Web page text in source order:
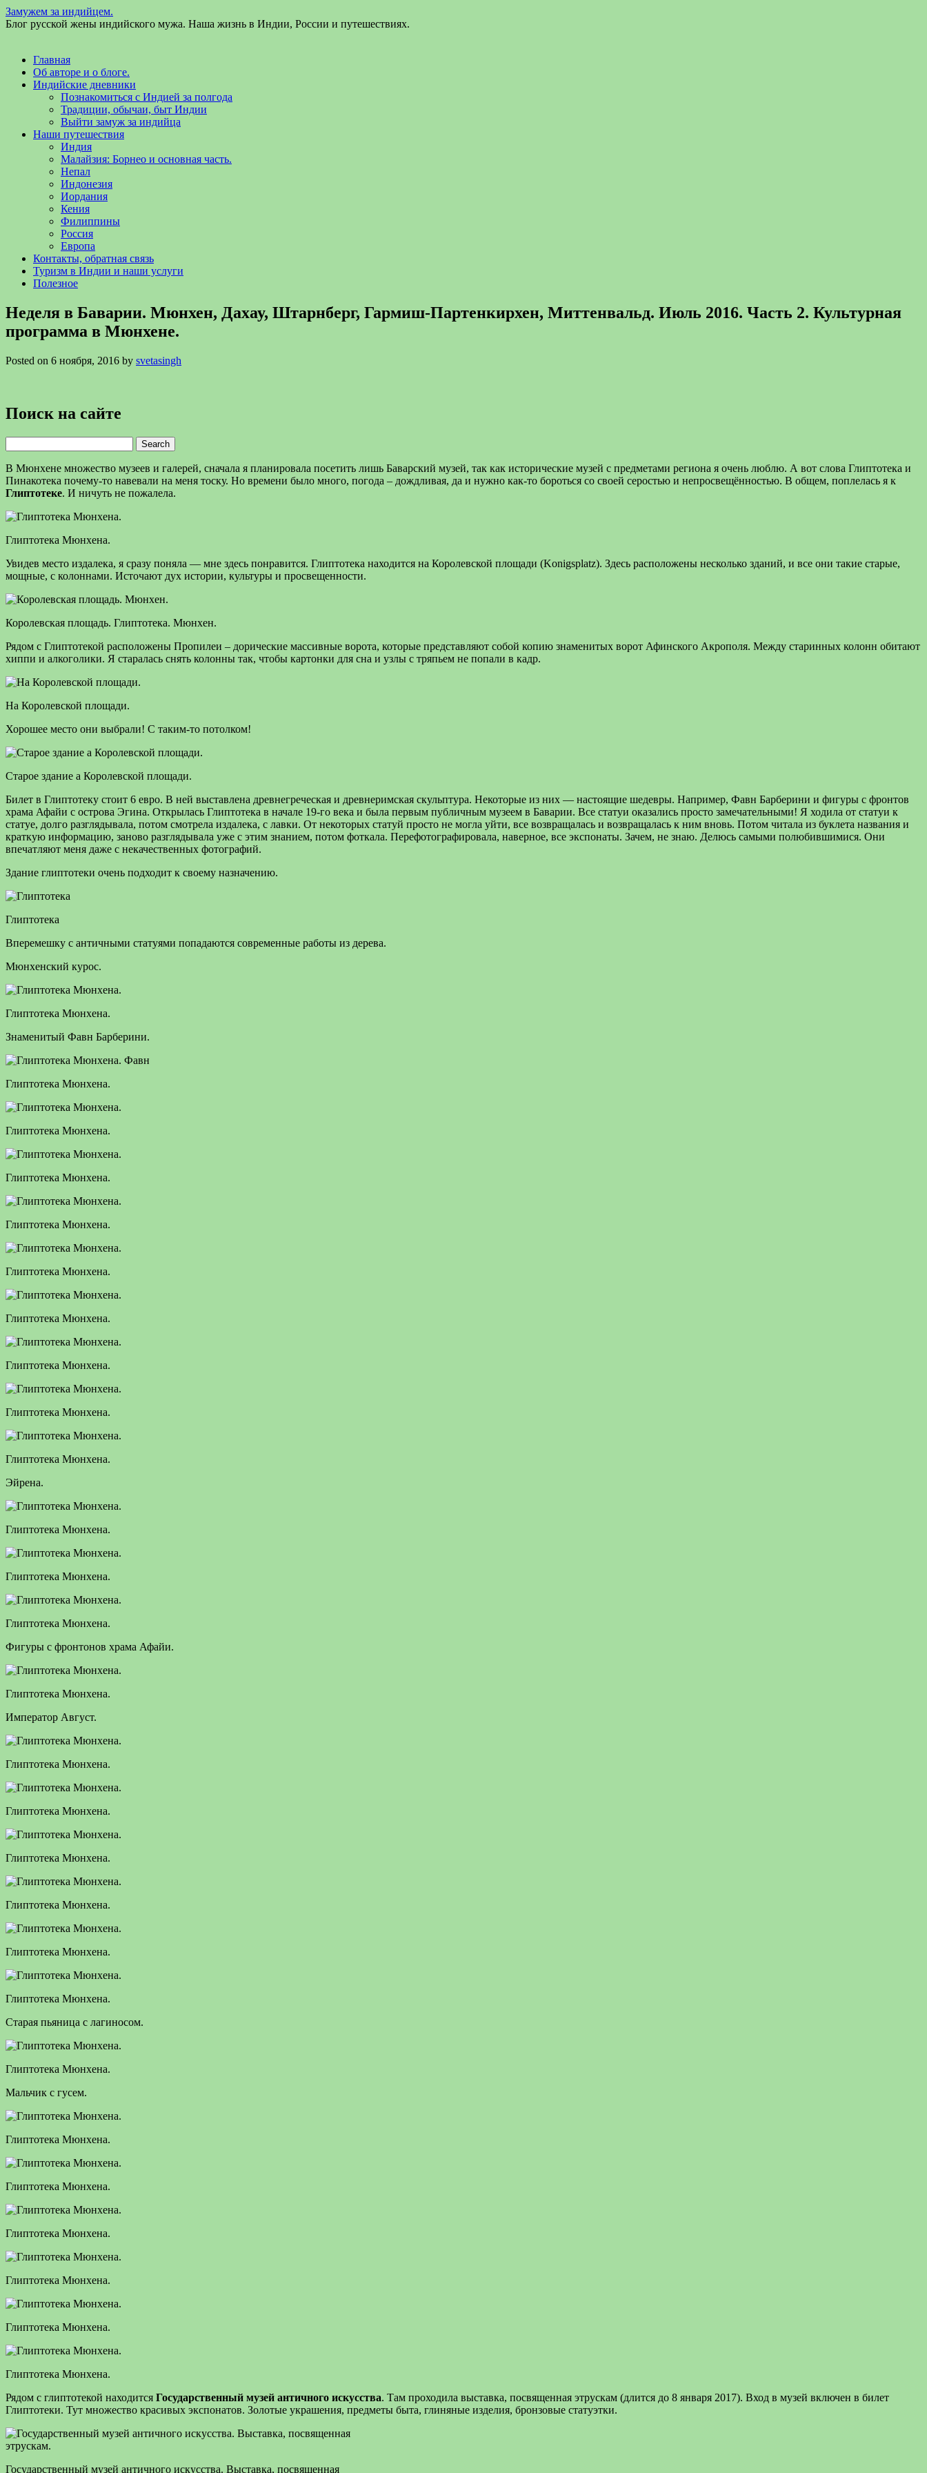
Замужем за индийцем.
Блог русской жены индийского мужа. Наша жизнь в Индии, России и путешествиях.
Главная
Об авторе и о блоге.
Индийские дневники
Познакомиться с Индией за полгода
Традиции, обычаи, быт Индии
Выйти замуж за индийца
Наши путешествия
Индия
Малайзия: Борнео и основная часть.
Непал
Индонезия
Иордания
Кения
Филиппины
Россия
Европа
Контакты, обратная связь
Туризм в Индии и наши услуги
Полезное
Неделя в Баварии. Мюнхен, Дахау, Штарнберг, Гармиш-Партенкирхен, Миттенвальд. Июль 2016. Часть 2. Культурная
программа в Мюнхене.
Posted on 6 ноября, 2016 by svetasingh
Поиск на сайте
for:
В Мюнхене множество музеев и галерей, сначала я планировала посетить лишь Баварский музей, так как исторические музей с предметами региона я очень люблю. А вот слова Глиптотека и
Пинакотека почему-то навевали на меня тоску. Но времени было много, погода – дождливая, да и нужно как-то бороться со своей серостью и непросвещённостью. В общем, поплелась я к
Глиптотеке. И ничуть не пожалела.
Глиптотека Мюнхена.
Увидев место издалека, я сразу поняла — мне здесь понравится. Глиптотека находится на Королевской площади (Konigsplatz). Здесь расположены несколько зданий, и все они такие старые,
мощные, с колоннами. Источают дух истории, культуры и просвещенности.
Королевская площадь. Глиптотека. Мюнхен.
Рядом с Глиптотекой расположены Пропилеи – дорические массивные ворота, которые представляют собой копию знаменитых ворот Афинского Акрополя. Между старинных колонн обитают
хиппи и алкоголики. Я старалась снять колонны так, чтобы картонки для сна и узлы с тряпьем не попали в кадр.
На Королевской площади.
Хорошее место они выбрали! С таким-то потолком!
Старое здание а Королевской площади.
Билет в Глиптотеку стоит 6 евро. В ней выставлена древнегреческая и древнеримская скульптура. Некоторые из них — настоящие шедевры. Например, Фавн Барберини и фигуры с фронтов
храма Афайи с острова Эгина. Открылась Глиптотека в начале 19-го века и была первым публичным музеем в Баварии. Все статуи оказались просто замечательными! Я ходила от статуи к
статуе, долго разглядывала, потом смотрела издалека, с лавки. От некоторых статуй просто не могла уйти, все возвращалась и возвращалась к ним вновь. Потом читала из буклета названия и
краткую информацию, заново разглядывала уже с этим знанием, потом фоткала. Перефотографировала, наверное, все экспонаты. Зачем, не знаю. Делюсь самыми полюбившимися. Они
впечатляют меня даже с некачественных фотографий.
Здание глиптотеки очень подходит к своему назначению.
Глиптотека
Вперемешку с античными статуями попадаются современные работы из дерева.
Мюнхенский курос.
Глиптотека Мюнхена.
Знаменитый Фавн Барберини.
Глиптотека Мюнхена.
Глиптотека Мюнхена.
Глиптотека Мюнхена.
Глиптотека Мюнхена.
Глиптотека Мюнхена.
Глиптотека Мюнхена.
Глиптотека Мюнхена.
Глиптотека Мюнхена.
Глиптотека Мюнхена.
Эйрена.
Глиптотека Мюнхена.
Глиптотека Мюнхена.
Глиптотека Мюнхена.
Фигуры с фронтонов храма Афайи.
Глиптотека Мюнхена.
Император Август.
Глиптотека Мюнхена.
Глиптотека Мюнхена.
Глиптотека Мюнхена.
Глиптотека Мюнхена.
Глиптотека Мюнхена.
Глиптотека Мюнхена.
Старая пьяница с лагиносом.
Глиптотека Мюнхена.
Мальчик с гусем.
Глиптотека Мюнхена.
Глиптотека Мюнхена.
Глиптотека Мюнхена.
Глиптотека Мюнхена.
Глиптотека Мюнхена.
Глиптотека Мюнхена.
Рядом с глиптотекой находится Государственный музей античного искусства. Там проходила выставка, посвященная этрускам (длится до 8 января 2017). Вход в музей включен в билет
Глиптотеки. Тут множество красивых экспонатов. Золотые украшения, предметы быта, глиняные изделия, бронзовые статуэтки.
Государственный музей античного искусства. Выставка, посвященная